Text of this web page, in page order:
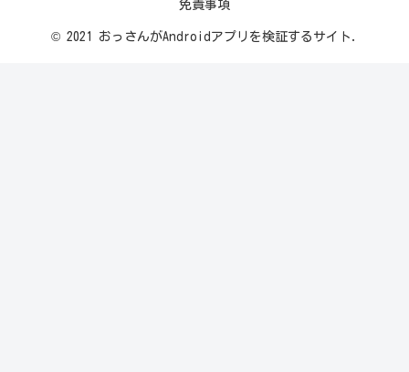
免責事項
© 2021 おっさんがAndroidアプリを検証するサイト.